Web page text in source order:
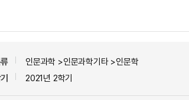
인문과학 >인문과학기타 >인문학
2021년 2학기